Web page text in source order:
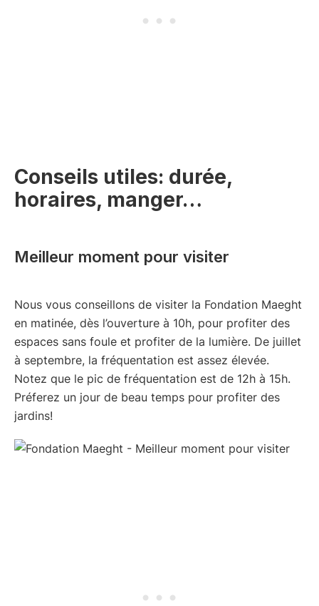
Conseils utiles: durée,
horaires, manger…
Meilleur moment pour visiter
Nous vous conseillons de visiter la Fondation Maeght
en matinée, dès l’ouverture à 10h, pour profiter des
espaces sans foule et profiter de la lumière. De juillet
à septembre, la fréquentation est assez élevée.
Notez que le pic de fréquentation est de 12h à 15h.
Préferez un jour de beau temps pour profiter des
jardins!